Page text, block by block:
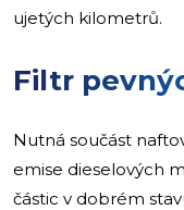
ujetých kilometrů.
Filtr
Nutná součást
emise dieselových
částic v dobrém